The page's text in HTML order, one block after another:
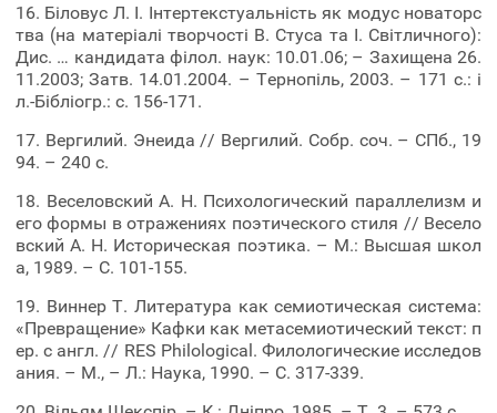
16. Біловус Л. І. Інтертекстуальність як модус новаторс
тва (на матеріалі творчості В. Стуса та І. Світличного):
Дис. … кандидата філол. наук: 10.01.06; – Захищена 26.
11.2003; Затв. 14.01.2004. – Тернопіль, 2003. – 171 с.: і
л.-Бібліогр.: с. 156-171.
17. Вергилий. Энеида // Вергилий. Собр. соч. – СПб., 19
94. – 240 с.
18. Веселовский А. Н. Психологический параллелизм и
его формы в отражениях поэтического стиля // Весело
вский А. Н. Историческая поэтика. – М.: Высшая школ
а, 1989. – С. 101-155.
19. Виннер Т. Литература как семиотическая система:
«Превращение» Кафки как метасемиотический текст: п
ер. с англ. // RES Philological. Филологические исследов
ания. – М., – Л.: Наука, 1990. – С. 317-339.